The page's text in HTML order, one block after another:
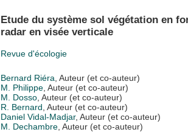
Etude du système sol végétation en
radar en visée verticale
Revue d'écologie
Bernard Riéra , Auteur (et co-auteur)
M. Philippe, Auteur (et co-auteur)
M. Dosso, Auteur (et co-auteur)
R. Bernard , Auteur (et co-auteur)
Daniel Vidal-Madjar, Auteur (et co-auteur)
M. Dechambre, Auteur (et co-auteur)